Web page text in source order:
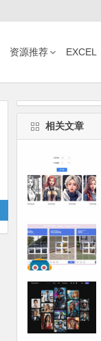
资源推荐 EXCEL
相关文章